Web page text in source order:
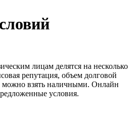
лицам делятся на несколько
репутация, объем долговой
можно взять наличными. Онлайн
условия.